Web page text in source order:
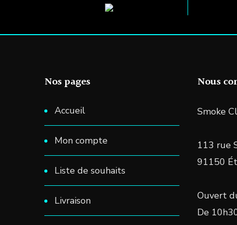
Nos pages
Accueil
Mon compte
Liste de souhaits
Livraison
Nous
Smoke
113 rue
91150
Ouvert
De